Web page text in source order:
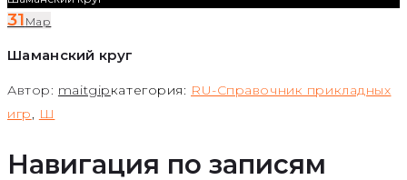
31 Мар
Шаманский круг
Автор: maitgipкатегория: RU-Справочник прикладных
игр, Ш
Навигация по записям